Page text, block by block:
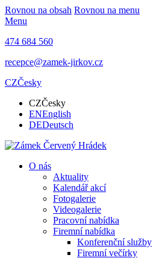
Rovnou na obsah Rovnou na menu
Menu
474 684 560
recepce@zamek-jirkov.cz
CZČesky
CZČesky
ENEnglish
DEDeutsch
O nás
Aktuality
Kalendář akcí
Fotogalerie
Videogalerie
Pracovní nabídka
Firemní nabídka
Konferenční služby
Firemní večírky